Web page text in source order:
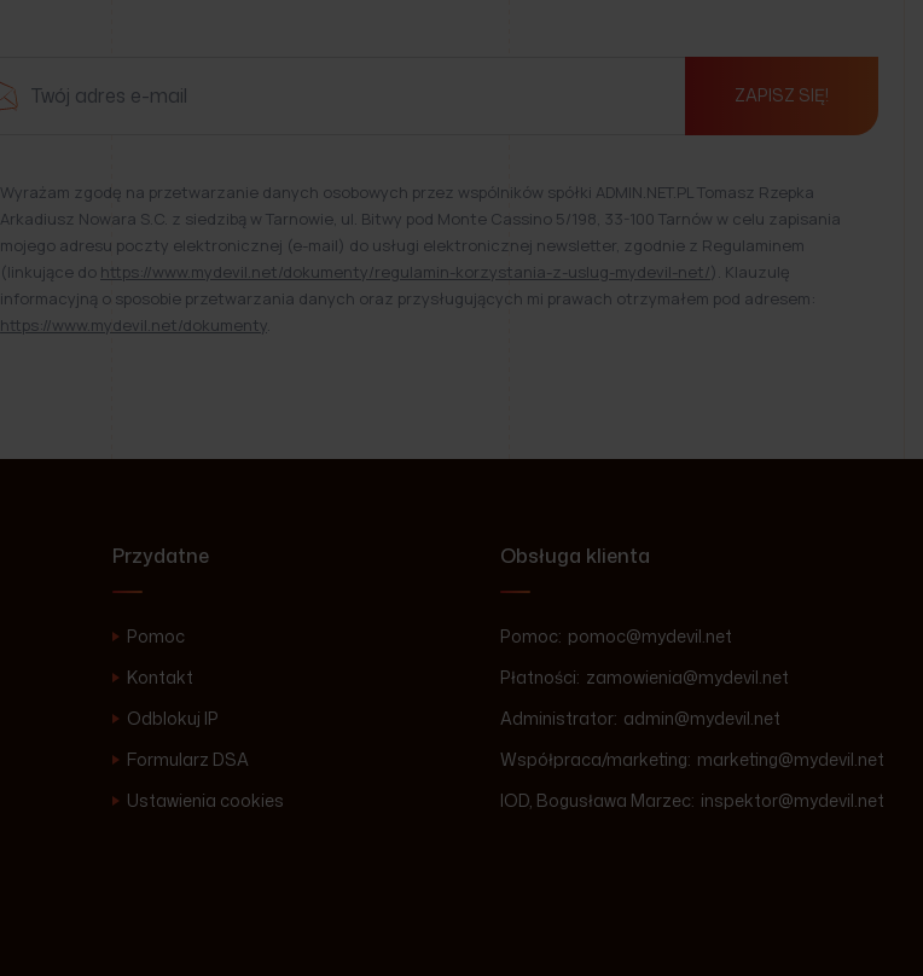
ZAPISZ SIĘ!
Wyrażam zgodę na przetwarzanie danych osobowych przez wspólników spółki ADMIN.NET.PL Tomasz Rzepka
Arkadiusz Nowara S.C. z siedzibą w Tarnowie, ul. Bitwy pod Monte Cassino 5/198, 33-100 Tarnów w celu zapisania
mojego adresu poczty elektronicznej (e-mail) do usługi elektronicznej newsletter, zgodnie z Regulaminem
(linkujące do https://www.mydevil.net/dokumenty/regulamin-korzystania-z-uslug-mydevil-net/). Klauzulę
informacyjną o sposobie przetwarzania danych oraz przysługujących mi prawach otrzymałem pod adresem:
https://www.mydevil.net/dokumenty.
Przydatne
Pomoc
Kontakt
Odblokuj IP
Formularz DSA
Ustawienia cookies
Obsługa klienta
Pomoc: pomoc@mydevil.net
Płatności: zamowienia@mydevil.net
Administrator: admin@mydevil.net
Współpraca/marketing: marketing@mydevil.net
IOD, Bogusława Marzec: inspektor@mydevil.net